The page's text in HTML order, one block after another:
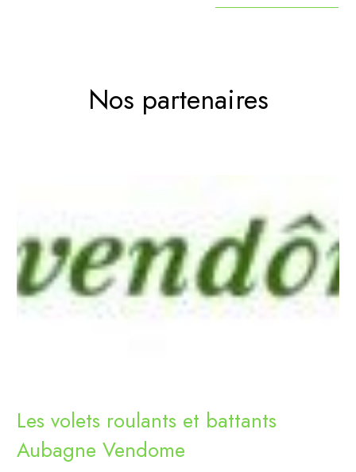
Nos partenaires
Les volets roulants et battants
Aubagne Vendome